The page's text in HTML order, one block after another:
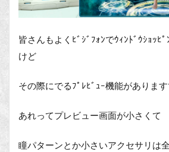
皆さんもよくﾋﾞｼﾞﾌｫﾝでｳｨﾝﾄﾞｳｼｮｯﾋ
けど
その際にでるﾌﾟﾚﾋﾞｭｰ機能があります
あれってプレビュー画面が小さくて
瞳パターンとか小さいアクセサリは